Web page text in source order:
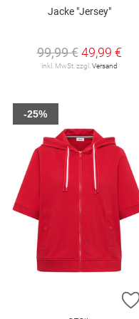
Jacke "Jersey"
99,99 € 49,99 €
inkl. MwSt. zzgl. Versand
-25%